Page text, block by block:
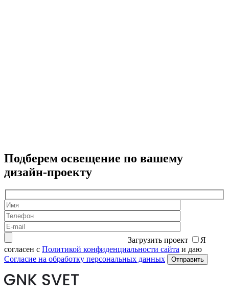
Подберем освещение по вашему
дизайн-проекту
Загрузить проект
Я
согласен с Политикой конфиденциальности сайта и даю
Согласие на обработку персональных данных